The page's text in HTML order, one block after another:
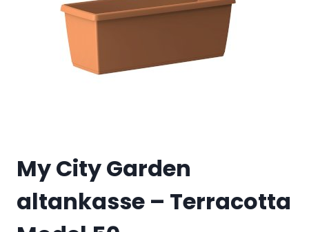
My City Garden
altankasse – Terracotta